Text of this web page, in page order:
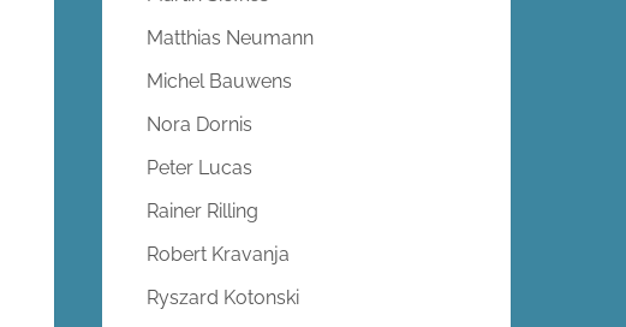
Matthias Neumann
Michel Bauwens
Nora Dornis
Peter Lucas
Rainer Rilling
Robert Kravanja
Ryszard Kotonski